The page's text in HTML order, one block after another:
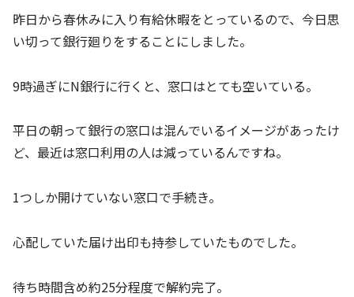
昨日から春休みに入り有給休暇をとっているので、今日思
い切って銀行廻りをすることにしました。
9時過ぎにN銀行に行くと、窓口はとても空いている。
平日の朝って銀行の窓口は混んでいるイメージがあったけ
ど、最近は窓口利用の人は減っているんですね。
1つしか開けていない窓口で手続き。
心配していた届け出印も持参していたものでした。
待ち時間含め約25分程度で解約完了。